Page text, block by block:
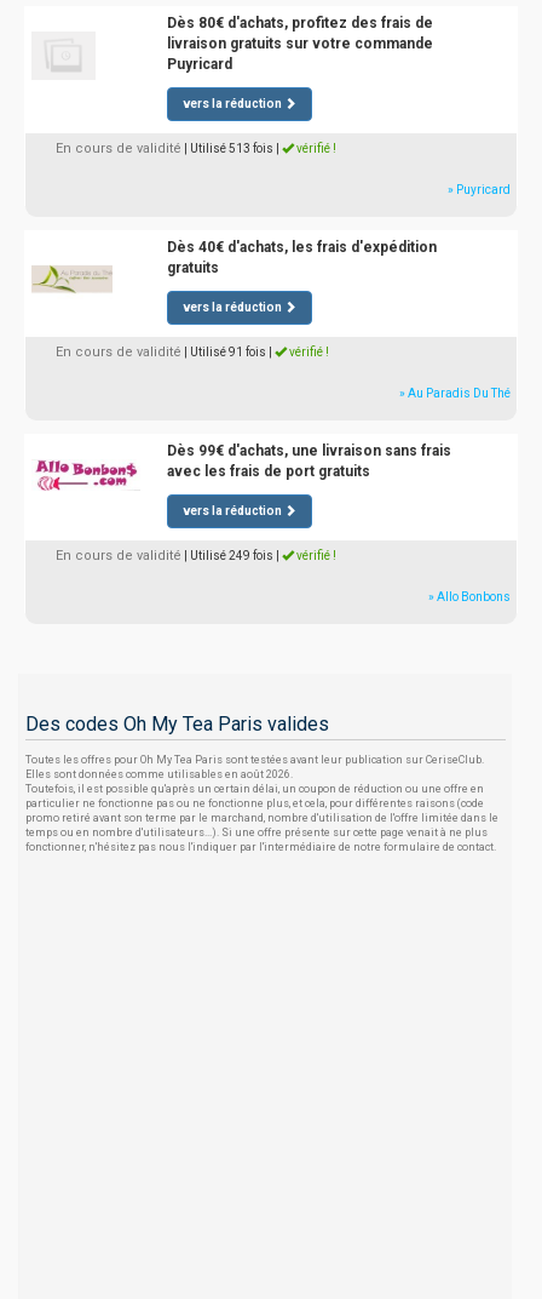
Dès 80€ d'achats, profitez des frais de
livraison gratuits sur votre commande
Puyricard
vers la réduction
En cours de validité | Utilisé 513 fois vérifié !
» Puyricard
Dès 40€ d'achats, les frais d'expédition
gratuits
vers la réduction
En cours de validité | Utilisé 91 fois vérifié !
» Au Paradis Du Thé
Dès 99€ d'achats, une livraison sans frais
avec les frais de port gratuits
vers la réduction
En cours de validité | Utilisé 249 fois vérifié !
» Allo Bonbons
Des codes Oh My Tea Paris valides
Toutes les offres pour Oh My Tea Paris sont testées avant leur publication sur CeriseClub.
Elles sont données comme utilisables en août 2026.
Toutefois, il est possible qu'après un certain délai, un coupon de réduction ou une offre en
particulier ne fonctionne pas ou ne fonctionne plus, et cela, pour différentes raisons (code
promo retiré avant son terme par le marchand, nombre d'utilisation de l'offre limitée dans le
temps ou en nombre d'utilisateurs...). Si une offre présente sur cette page venait à ne plus
fonctionner, n'hésitez pas nous l'indiquer par l'intermédiaire de notre formulaire de contact.